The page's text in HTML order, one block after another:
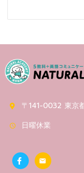
〒141-0032 東京
日曜休業